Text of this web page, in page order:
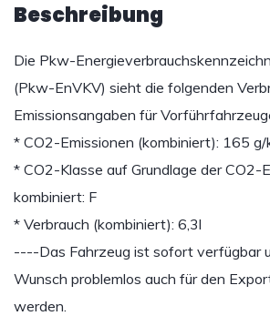
Beschreibung
Die Pkw-
(Pkw-EnVKV) sieht die folgenden
Emissionsangaben für
* CO2-Emissionen (kombiniert): 165 g/
* CO2-Klasse auf Grundlage der CO2-
kombiniert: F
* Verbrauch (kombiniert): 6,3l
----Das Fahrzeug ist sofort verfügbar
Wunsch problemlos auch für den
werden.